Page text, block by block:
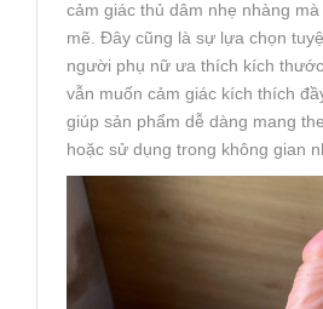
cảm giác thủ dâm nhẹ nhàng
mẽ. Đây cũng là sự lựa chọn
người phụ nữ ưa thích kích
vẫn muốn cảm giác kích thích
giúp sản phẩm dễ dàng mang
hoặc sử dụng trong không gian